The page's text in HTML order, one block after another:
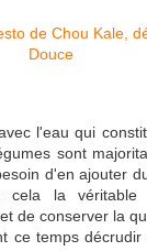
l'eau qui
sont
d'en ajouter
cela la véritable
de conserver la
ce temps